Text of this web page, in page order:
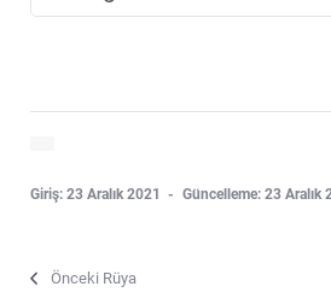
Giriş: 23 Aralık 2021 Güncelleme: 23 Aralık
Önceki Rüya